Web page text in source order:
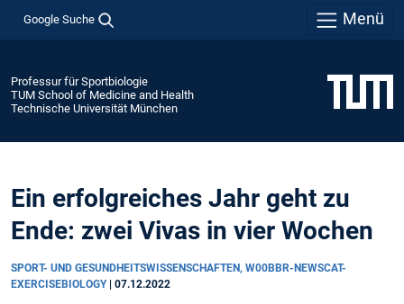
Google Suche Menü
Professur für Sportbiologie
TUM School of Medicine and Health
Technische Universität München
Ein erfolgreiches Jahr geht zu
Ende: zwei Vivas in vier Wochen
SPORT- UND GESUNDHEITSWISSENSCHAFTEN, W00BBR-NEWSCAT-
EXERCISEBIOLOGY 07.12.2022